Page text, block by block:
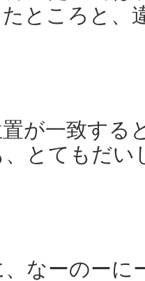
ところと、
が一致する
、とてもだい
なーのーに